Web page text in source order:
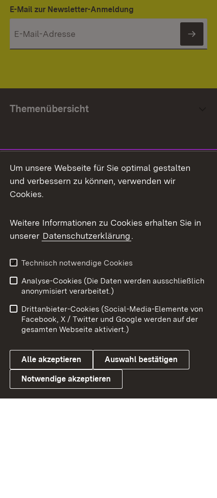
E-Mail zur Newsletter-Anmeldung
Themenübersicht
Facebook
X / Twitter
Youtube
Link zum Landesportal
Impressum
Kontakt
Barrierefreiheit
Datenschutz
Cookies
Um unsere Webseite für Sie optimal gestalten
und verbessern zu können, verwenden wir
Cookies.
Weitere Informationen zu Cookies erhalten Sie in
unserer Datenschutzerklärung.
Technisch notwendige Cookies
Analyse-Cookies (Die Daten werden ausschließlich
anonymisiert verarbeitet.)
Drittanbieter-Cookies (Social-Media-Elemente von
Facebook, X / Twitter und Google werden auf der
gesamten Webseite aktiviert.)
Alle akzeptieren Auswahl bestätigen
Notwendige akzeptieren